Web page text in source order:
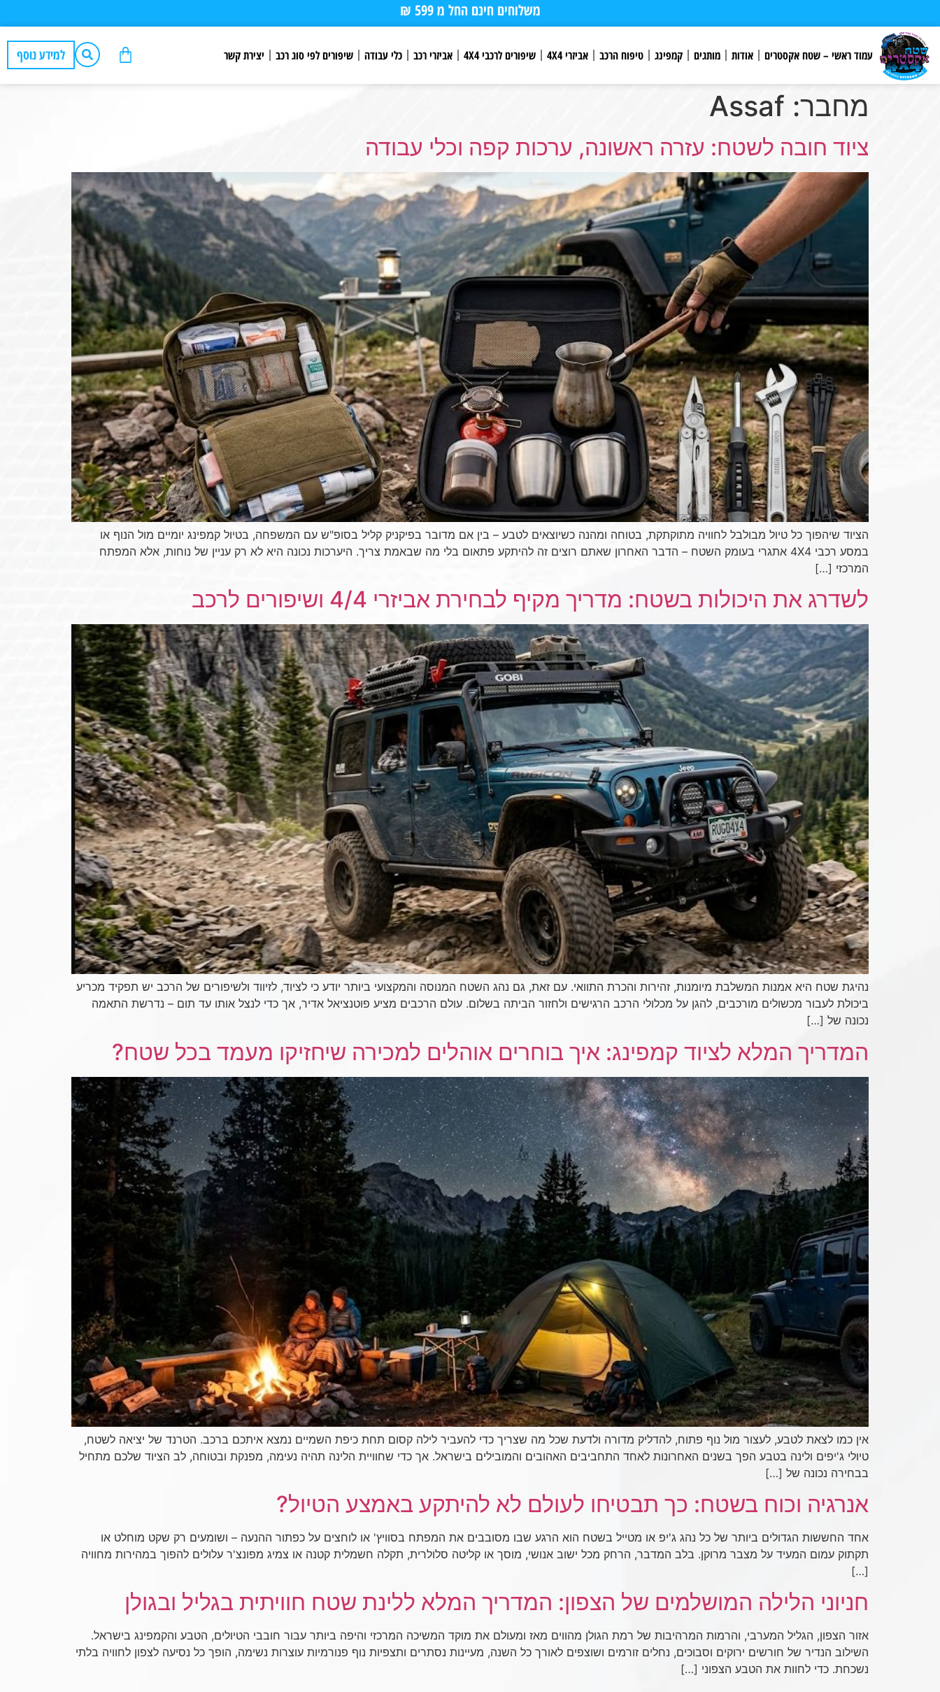
משלוחים חינם החל מ 599 ₪
עמוד ראשי – שטח אקסטרים אודות מותגים קמפינג טיפוח הרכב אביזרי 4X4 שיפורים לרכבי 4X4 אביזרי רכב כלי עבודה שיפורים לפי סוג רכב יצירת קשר למידע נוסף
מחבר: Assaf
ציוד חובה לשטח: עזרה ראשונה, ערכות קפה וכלי עבודה
הציוד שיהפוך כל טיול מבולבל לחוויה מתוקתקת, בטוחה ומהנה כשיוצאים לטבע – בין אם מדובר בפיקניק קליל בסופ"ש עם המשפחה, בטיול קמפינג יומיים מול הנוף או
במסע רכבי 4X4 אתגרי בעומק השטח – הדבר האחרון שאתם רוצים זה להיתקע פתאום בלי מה שבאמת צריך. היערכות נכונה היא לא רק עניין של נוחות, אלא המפתח
המרכזי […]
לשדרג את היכולות בשטח: מדריך מקיף לבחירת אביזרי 4/4 ושיפורים לרכב
נהיגת שטח היא אמנות המשלבת מיומנות, זהירות והכרת התוואי. עם זאת, גם נהג השטח המנוסה והמקצועי ביותר יודע כי לציוד, לזיווד ולשיפורים של הרכב יש תפקיד מכריע
ביכולת לעבור מכשולים מורכבים, להגן על מכלולי הרכב הרגישים ולחזור הביתה בשלום. עולם הרכבים מציע פוטנציאל אדיר, אך כדי לנצל אותו עד תום – נדרשת התאמה
נכונה של […]
המדריך המלא לציוד קמפינג: איך בוחרים אוהלים למכירה שיחזיקו מעמד בכל שטח?
אין כמו לצאת לטבע, לעצור מול נוף פתוח, להדליק מדורה ולדעת שכל מה שצריך כדי להעביר לילה קסום תחת כיפת השמיים נמצא איתכם ברכב. הטרנד של יציאה לשטח,
טיולי ג'יפים ולינה בטבע הפך בשנים האחרונות לאחד התחביבים האהובים והמובילים בישראל. אך כדי שחוויית הלינה תהיה נעימה, מפנקת ובטוחה, לב הציוד שלכם מתחיל
בבחירה נכונה של […]
אנרגיה וכוח בשטח: כך תבטיחו לעולם לא להיתקע באמצע הטיול?
אחד החששות הגדולים ביותר של כל נהג ג'יפ או מטייל בשטח הוא הרגע שבו מסובבים את המפתח בסוויץ' או לוחצים על כפתור ההנעה – ושומעים רק שקט מוחלט או
תקתוק עמום המעיד על מצבר מרוקן. בלב המדבר, הרחק מכל ישוב אנושי, מוסך או קליטה סלולרית, תקלה חשמלית קטנה או צמיג מפונצ'ר עלולים להפוך במהירות מחוויה
[…]
חניוני הלילה המושלמים של הצפון: המדריך המלא ללינת שטח חוויתית בגליל ובגולן
אזור הצפון, הגליל המערבי, והרמות המרהיבות של רמת הגולן מהווים מאז ומעולם את מוקד המשיכה המרכזי והיפה ביותר עבור חובבי הטיולים, הטבע והקמפינג בישראל.
השילוב הנדיר של חורשים ירוקים וסבוכים, נחלים זורמים ושוצפים לאורך כל השנה, מעיינות נסתרים ותצפיות נוף פנורמיות עוצרות נשימה, הופך כל נסיעה לצפון לחוויה בלתי
נשכחת. כדי לחוות את הטבע הצפוני […]